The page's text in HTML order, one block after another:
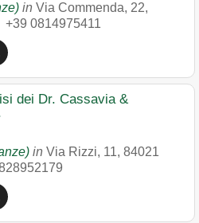
in Via Commenda, 22,
+39 0814975411
dei Dr. Cassavia &
in Via Rizzi, 11, 84021